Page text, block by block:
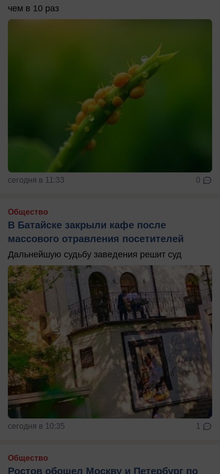
чем в 10 раз
сегодня в 11:33 0
Общество
В Батайске закрыли кафе после
массового отравления посетителей
Дальнейшую судьбу заведения решит суд
сегодня в 10:35 1
Общество
Ростов обошел Москву и Петербург по